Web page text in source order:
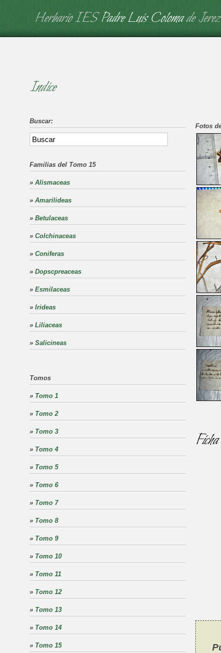
Herbario IES Padre Luis Colomade Jerez
Fotos
Indice
Buscar:
Familias del Tomo 15
» Alismaceas
» Amarilideas
» Betulaceas
» Colchinaceas
» Coniferas
» Dopscpreaceas
» Esmilaceas
» Irideas
» Liliaceas
» Salicineas
Tomos
» Tomo 1
» Tomo 2
» Tomo 3
» Tomo 4
» Tomo 5
» Tomo 6
» Tomo 7
» Tomo 8
» Tomo 9
» Tomo 10
» Tomo 11
» Tomo 12
» Tomo 13
» Tomo 14
» Tomo 15